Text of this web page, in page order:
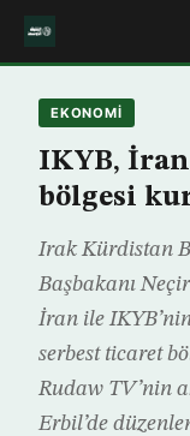
EKONOMİ
IKYB,
bölgesi
Irak Kürdistan
Başbakanı
İran ile IKYB’nin
serbest ticaret
Rudaw TV’nin
Erbil’de